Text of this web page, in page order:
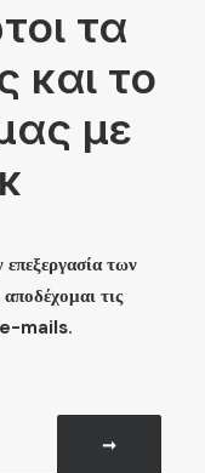
τα
και το
με
των
τις
e-mails.